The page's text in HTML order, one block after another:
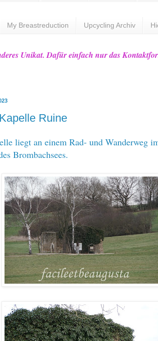
My Breastreduction Upcycling Archiv
Unikat. Dafür einfach nur das
Ruine
liegt an einem Rad- und Wanderweg
Brombachsees.